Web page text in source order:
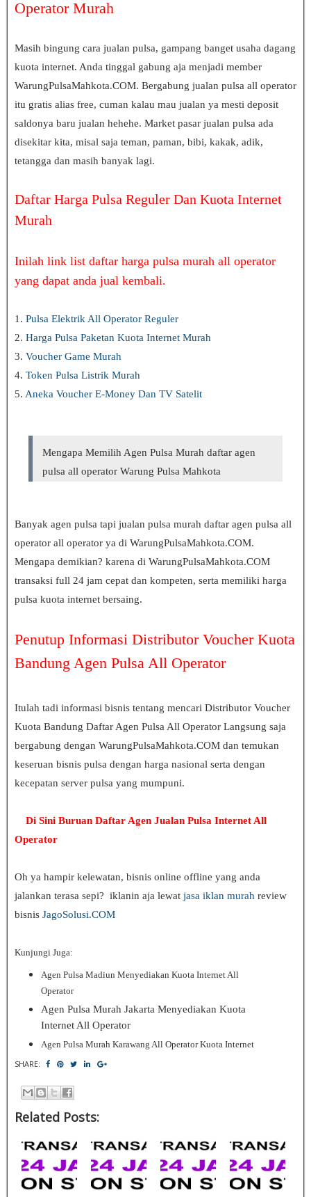
Operator Murah
Masih bingung cara jualan pulsa, gampang banget usaha dagang
kuota internet. Anda tinggal gabung aja menjadi member
WarungPulsaMahkota.COM. Bergabung jualan pulsa all operator
itu gratis alias free, cuman kalau mau jualan ya mesti deposit
saldonya baru jualan hehehe. Market pasar jualan pulsa ada
disekitar kita, misal saja teman, paman, bibi, kakak, adik,
tetangga dan masih banyak lagi.
Daftar Harga Pulsa Reguler Dan Kuota Internet
Murah
Inilah link list daftar harga pulsa murah all operator
yang dapat anda jual kembali.
1. Pulsa Elektrik All Operator Reguler
2. Harga Pulsa Paketan Kuota Internet Murah
3. Voucher Game Murah
4. Token Pulsa Listrik Murah
5. Aneka Voucher E-Money Dan TV Satelit
Mengapa Memilih Agen Pulsa Murah daftar agen
pulsa all operator Warung Pulsa Mahkota
Banyak agen pulsa tapi jualan pulsa murah daftar agen pulsa all
operator all operator ya di WarungPulsaMahkota.COM.
Mengapa demikian? karena di WarungPulsaMahkota.COM
transaksi full 24 jam cepat dan kompeten, serta memiliki harga
pulsa kuota internet bersaing.
Penutup Informasi Distributor Voucher Kuota
Bandung Agen Pulsa All Operator
Itulah tadi informasi bisnis tentang mencari Distributor Voucher
Kuota Bandung Daftar Agen Pulsa All Operator Langsung saja
bergabung dengan WarungPulsaMahkota.COM dan temukan
keseruan bisnis pulsa dengan harga nasional serta dengan
kecepatan server pulsa yang mumpuni.
Di Sini Buruan Daftar Agen Jualan Pulsa Internet All
Operator
Oh ya hampir kelewatan, bisnis online offline yang anda
jalankan terasa sepi? iklanin aja lewat jasa iklan murah review
bisnis JagoSolusi.COM
Kunjungi Juga:
Agen Pulsa Madiun Menyediakan Kuota Internet All
Operator
Agen Pulsa Murah Jakarta Menyediakan Kuota
Internet All Operator
Agen Pulsa Murah Karawang All Operator Kuota Internet
SHARE:
Related Posts: